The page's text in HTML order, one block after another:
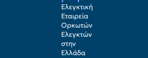
Ελεγκτική
Εταιρεία
Ορκωτών
Ελεγκτών
στην
Ελλάδα